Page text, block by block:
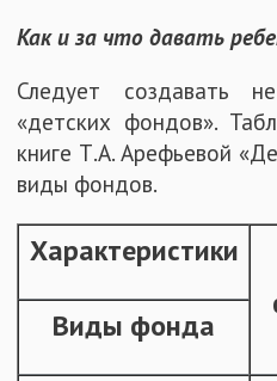
Как и за что давать
Следует создавать
«детских фондов».
книге Т.А. Арефьевой
виды фондов.
Характеристики
Виды фонда